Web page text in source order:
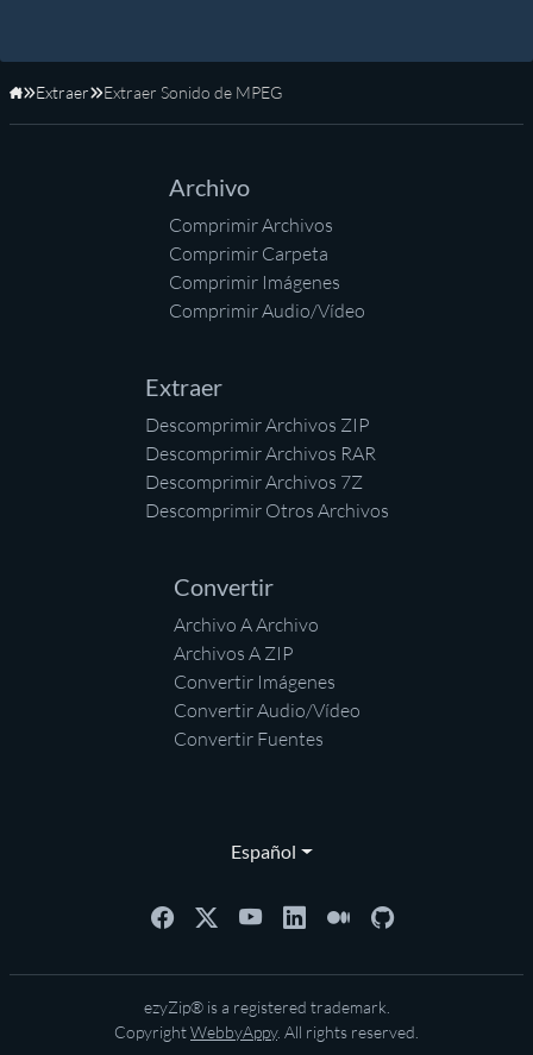
Inicio
Extraer Extraer Sonido de MPEG
Archivo
Comprimir Archivos
Comprimir Carpeta
Comprimir Imágenes
Comprimir Audio/Vídeo
Extraer
Descomprimir Archivos ZIP
Descomprimir Archivos RAR
Descomprimir Archivos 7Z
Descomprimir Otros Archivos
Convertir
Archivo A Archivo
Archivos A ZIP
Convertir Imágenes
Convertir Audio/Vídeo
Convertir Fuentes
Español
ezyZip® is a registered trademark.
CopyrightWebbyAppy. All rights reserved.